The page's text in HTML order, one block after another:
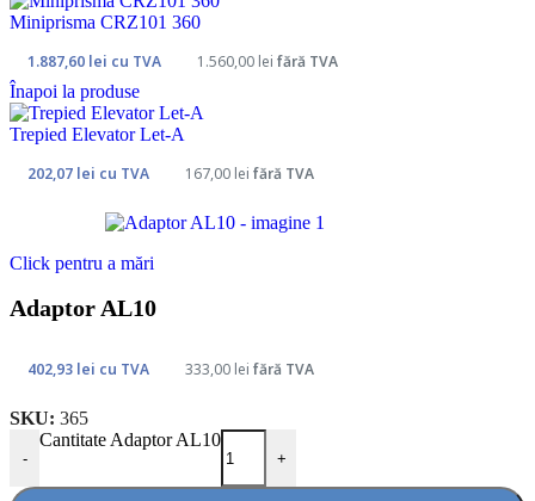
Miniprisma CRZ101 360
1.560,00 lei fără TVA
1.887,60 lei cu TVA
Înapoi la produse
Trepied Elevator Let-A
167,00 lei fără TVA
202,07 lei cu TVA
Click pentru a mări
Adaptor AL10
333,00 lei fără TVA
402,93 lei cu TVA
SKU: 365
-
Cantitate Adaptor AL10
+